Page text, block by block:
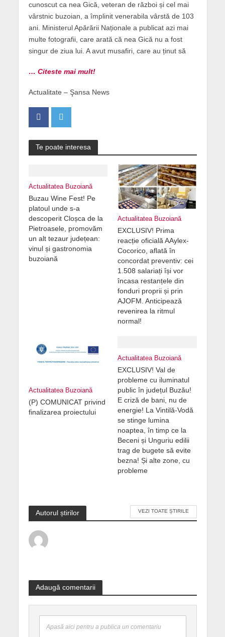
cunoscut ca nea Gică, veteran de război și cel mai
vârstnic buzoian, a împlinit venerabila vârstă de 103
ani. Ministerul Apărării Naționale a publicat azi mai
multe fotografii, care arată că nea Gică nu a fost
singur de ziua lui. A avut musafiri, care au ținut să
… Citeste mai mult!
Actualitate – Şansa News
Te poate interesa
Actualitatea Buzoiană
Buzau Wine Fest! Pe
platoul unde s-a
descoperit Cloșca de la
Pietroasele, promovăm
un alt tezaur județean:
vinul și gastronomia
buzoiană
Actualitatea Buzoiană
EXCLUSIV! Prima
reacție oficială AAylex-
Cocorico, aflată în
concordat preventiv: cei
1.508 salariați își vor
încasa restanțele din
fonduri proprii și prin
AJOFM. Anticipează
revenirea la ritmul
normal!
Actualitatea Buzoiană
(P) COMUNICAT privind
finalizarea proiectului
Actualitatea Buzoiană
EXCLUSIV! Val de
probleme cu iluminatul
public în județul Buzău!
E criză de bani, nu de
energie! La Vintilă-Vodă
se stinge lumina
noaptea, în timp ce la
Beceni și Unguriu edilii
trag de bugete să evite
bezna! Și alte zone, cu
probleme
Autorul știrilor VEZI TOATE ȘTIRILE
Adaugă comentarii
Apasă aici pentru a publica un comentariu